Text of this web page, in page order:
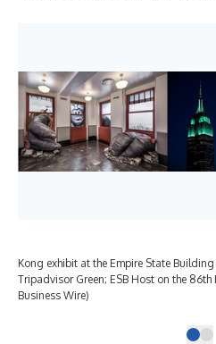
Kong exhibit at the Empire State
Tripadvisor Green; ESB Host on the
Business Wire)